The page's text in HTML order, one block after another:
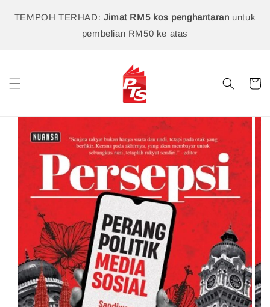
TEMPOH TERHAD: Jimat RM5 kos penghantaran untuk
pembelian RM50 ke atas